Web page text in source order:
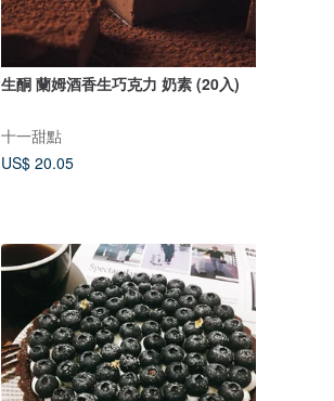
生酮 蘭姆酒香生巧克力 奶素 (20入)
十一甜點
US$ 20.05